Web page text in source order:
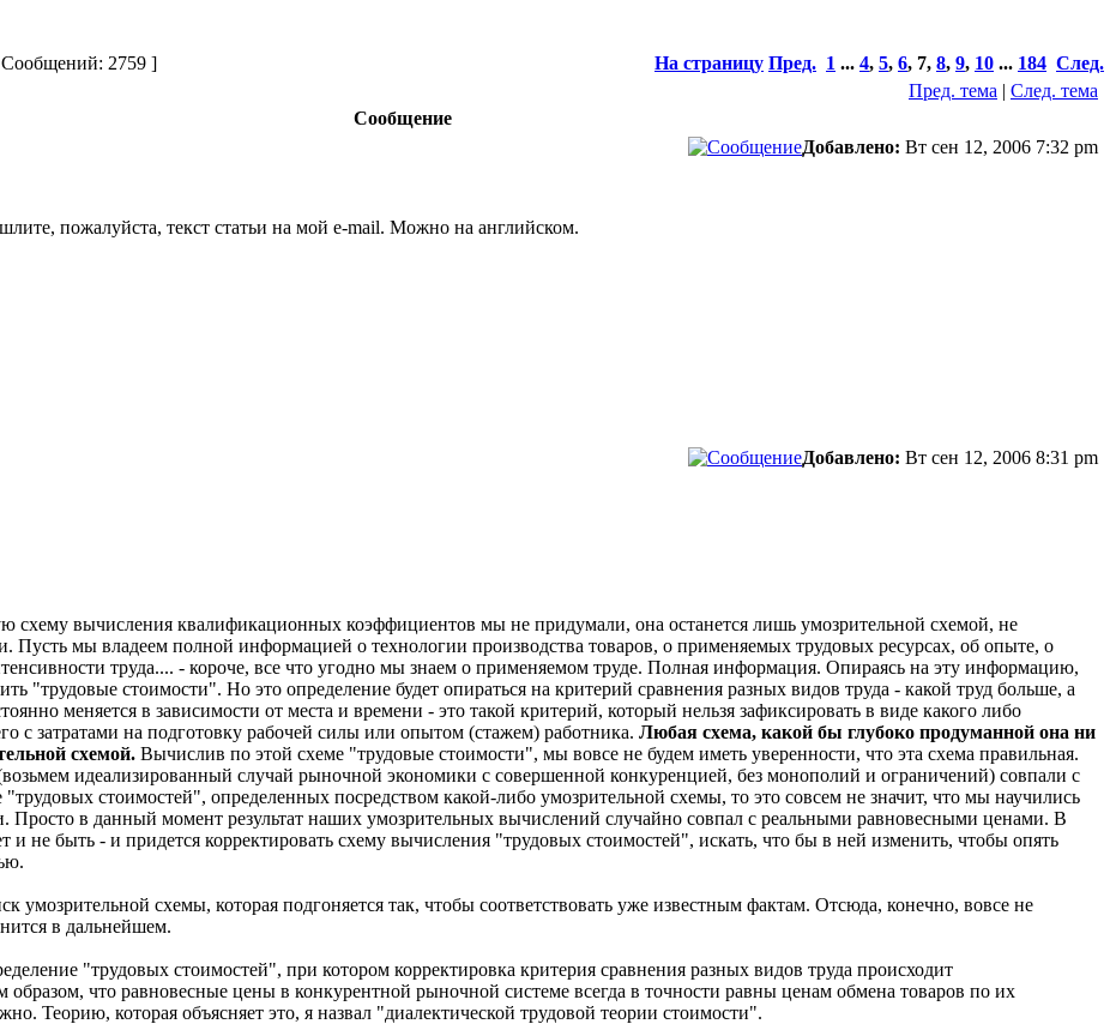
2759 ] На страницу Пред. 1 ... 4, 5, 6, 7, 8, 9, 10 ... 184 След.
Пред. тема | След. тема
Сообщение
Добавлено: Вт сен 12, 2006 7:32 pm
пожалуйста, текст статьи на мой e-mail. Можно на английском.
Добавлено: Вт сен 12, 2006 8:31 pm
схему вычисления квалификационных коэффициентов мы не придумали, она останется лишь умозрительной схемой, не
Пусть мы владеем полной информацией о технологии производства товаров, о применяемых трудовых ресурсах, об опыте, о
труда.... - короче, все что угодно мы знаем о применяемом труде. Полная информация. Опираясь на эту информацию,
"трудовые стоимости". Но это определение будет опираться на критерий сравнения разных видов труда - какой труд больше, а
меняется в зависимости от места и времени - это такой критерий, который нельзя зафиксировать в виде какого либо
с затратами на подготовку рабочей силы или опытом (стажем) работника. Любая схема, какой бы глубоко продуманной она ни
схемой. Вычислив по этой схеме "трудовые стоимости", мы вовсе не будем иметь уверенности, что эта схема правильная.
идеализированный случай рыночной экономики с совершенной конкуренцией, без монополий и ограничений) совпали с
стоимостей", определенных посредством какой-либо умозрительной схемы, то это совсем не значит, что мы научились
Просто в данный момент результат наших умозрительных вычислений случайно совпал с реальными равновесными ценами. В
не быть - и придется корректировать схему вычисления "трудовых стоимостей", искать, что бы в ней изменить, чтобы опять
умозрительной схемы, которая подгоняется так, чтобы соответствовать уже известным фактам. Отсюда, конечно, вовсе не
в дальнейшем.
"трудовых стоимостей", при котором корректировка критерия сравнения разных видов труда происходит
что равновесные цены в конкурентной рыночной системе всегда в точности равны ценам обмена товаров по их
Теорию, которая объясняет это, я назвал "диалектической трудовой теории стоимости".